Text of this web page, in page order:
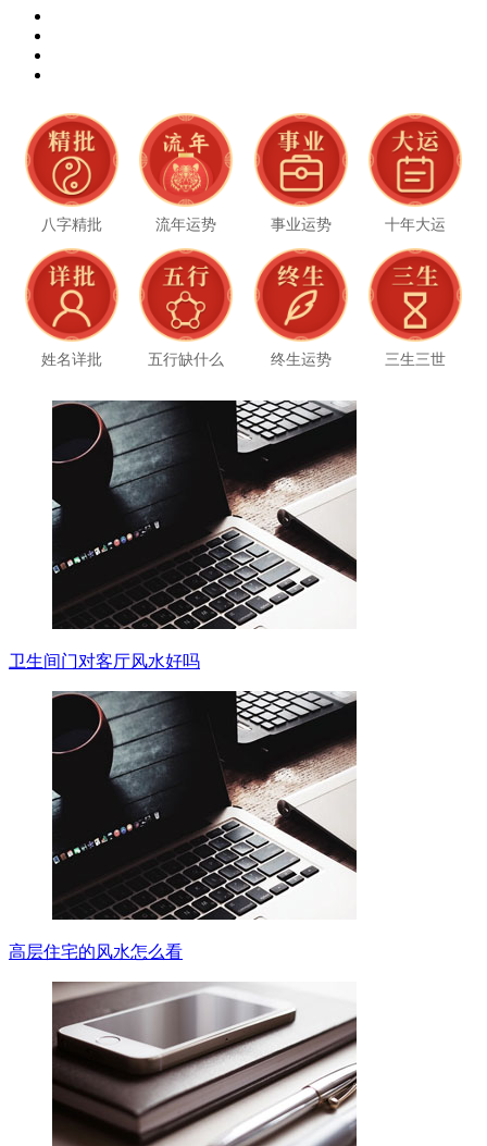
八字精批 流年运势 事业运势 十年大运
姓名详批 五行缺什么 终生运势 三生三世
卫生间门对客厅风水好吗
高层住宅的风水怎么看